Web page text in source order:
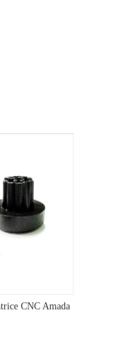
CNC Amada